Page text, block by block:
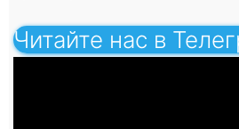
Читайте нас в